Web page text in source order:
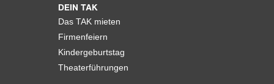
DEIN TAK
Das TAK mieten
Firmenfeiern
Kindergeburtstag
Theaterführungen